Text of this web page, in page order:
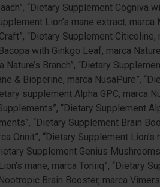
“Dietary Supplement Cogniva
Lion’s mane extract,
“Dietary Supplement
with Ginkgo Leaf, marca
Nature’s Branch”, “Dietary
& Bioperine, marca NusaPure”,
supplement Alpha GPC, marca
“Dietary Supplement
“Dietary Supplement Brain
Onnit”, “Dietary Supplement
Supplement Genius
mane, marca Toniiq”, “Dietary
Brain Booster, marca